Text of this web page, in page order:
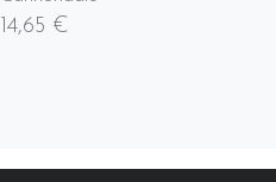
14,65 €